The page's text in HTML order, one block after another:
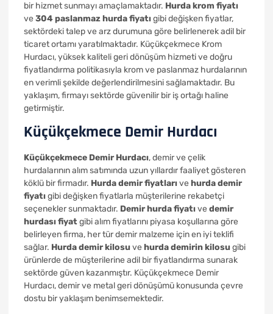
bir hizmet sunmayı amaçlamaktadır. Hurda krom fiyatı
ve 304 paslanmaz hurda fiyatıgibi değişken fiyatlar,
sektördeki talep ve arz durumuna göre belirlenerek adil bir
ticaret ortamı yaratılmaktadır. Küçükçekmece Krom
Hurdacı, yüksek kaliteli geri dönüşüm hizmeti ve doğru
fiyatlandırma politikasıyla krom ve paslanmaz hurdalarının
en verimli şekilde değerlendirilmesini sağlamaktadır. Bu
yaklaşım, firmayı sektörde güvenilir bir iş ortağı haline
getirmiştir.
Küçükçekmece Demir Hurdacı
Küçükçekmece Demir Hurdacı, demir ve çelik
hurdalarının alım satımında uzun yıllardır faaliyet gösteren
köklü bir firmadır. Hurda demir fiyatlarıve hurda demir
fiyatıgibi değişken fiyatlarla müşterilerine rekabetçi
seçenekler sunmaktadır. Demir hurda fiyatıve demir
hurdası fiyatgibi alım fiyatlarını piyasa koşullarına göre
belirleyen firma, her tür demir malzeme için en iyi teklifi
sağlar. Hurda demir kilosuve hurda demirin kilosugibi
ürünlerde de müşterilerine adil bir fiyatlandırma sunarak
sektörde güven kazanmıştır. Küçükçekmece Demir
Hurdacı, demir ve metal geri dönüşümü konusunda çevre
dostu bir yaklaşım benimsemektedir.